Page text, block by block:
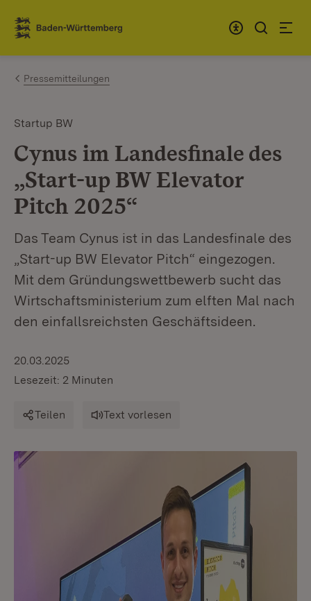
Zum Inhalt springen
Link zur Startseite
Pressemitteilungen
Startup BW
Cynus im Landesfinale des
„Start-up BW Elevator
Pitch 2025“
Das Team Cynus ist in das Landesfinale des
„Start-up BW Elevator Pitch“ eingezogen.
Mit dem Gründungswettbewerb sucht das
Wirtschaftsministerium zum elften Mal nach
den einfallsreichsten Geschäftsideen.
20.03.2025
Lesezeit: 2 Minuten
Teilen Text vorlesen